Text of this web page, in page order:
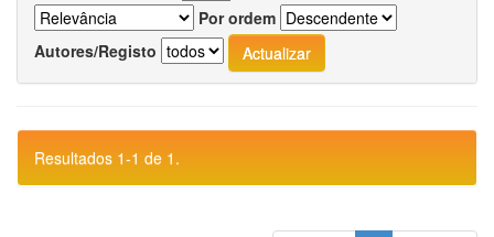
Por ordem
Autores/Registo
Resultados 1-1 de 1.